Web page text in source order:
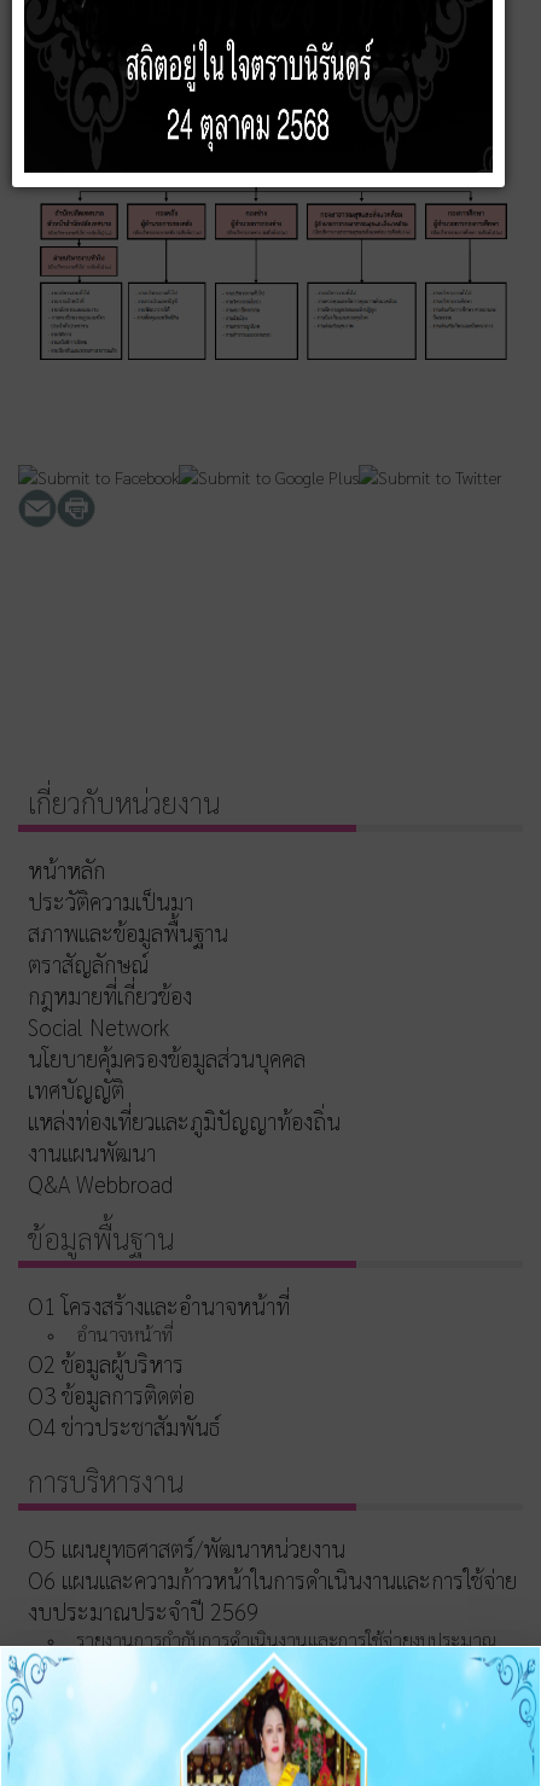
เกี่ยวกับหน่วยงาน
หน้าหลัก
ประวัติความเป็นมา
สภาพและข้อมูลพื้นฐาน
ตราสัญลักษณ์
กฎหมายที่เกี่ยวข้อง
Social Network
นโยบายคุ้มครองข้อมูลส่วนบุคคล
เทศบัญญัติ
แหล่งท่องเที่ยวและภูมิปัญญาท้องถิ่น
งานแผนพัฒนา
Q&A Webbroad
ข้อมูลพื้นฐาน
O1 โครงสร้างและอำนาจหน้าที่
อำนาจหน้าที่
O2 ข้อมูลผู้บริหาร
O3 ข้อมูลการติดต่อ
O4 ข่าวประชาสัมพันธ์
การบริหารงาน
O5 แผนยุทธศาสตร์/พัฒนาหน่วยงาน
O6 แผนและความก้าวหน้าในการดำเนินงานและการใช้จ่าย
งบประมาณประจำปี 2569
รายงานการกำกับการดำเนินงานและการใช้จ่ายงบประมาณ
ประจำปี รอบ 6 เดือน
O7 รายงานผลการดำเนินงานประจำปี 2568
O8 คู่มือ/แนวทางการปฏิบัติงานของเจ้าหน้าที่
O9 คู่มือ/แนวทางการให้บริการสำหรับผู้รับบริการ/ผู้มา